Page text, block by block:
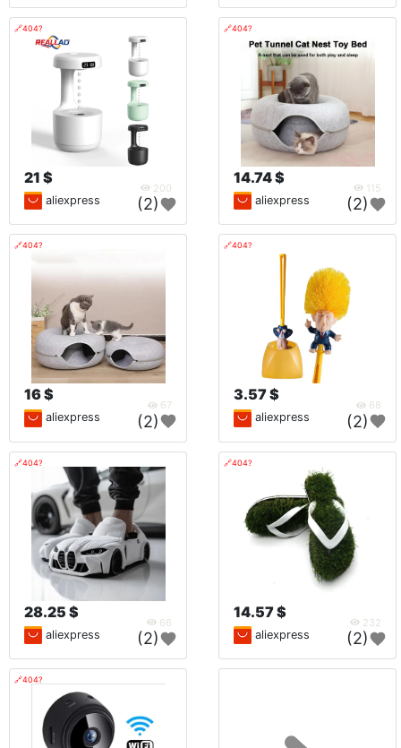
🔗404?
21 $
200
aliexpress (2)
🔗404?
14.74 $
115
aliexpress (2)
🔗404?
16 $
67
aliexpress (2)
🔗404?
3.57 $
68
aliexpress (2)
🔗404?
28.25 $
66
aliexpress (2)
🔗404?
14.57 $
232
aliexpress (2)
🔗404?